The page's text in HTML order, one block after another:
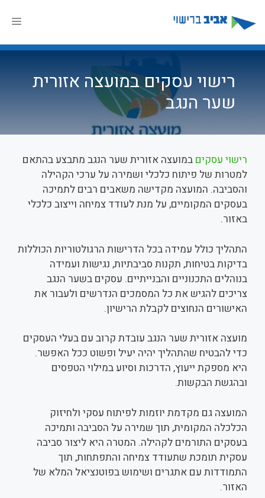
לתוכן
רישוי עסקים במועצה אזורית
שער הנגב
רישוי עסקים במועצה אזורית שער הנגב מתבצע בהתאם
למטרות של פיתוח כלכלי ושמירה על ערכי הקהילה
והסביבה. המועצה מקדישה משאבים רבים לתמיכה
בעסקים המקומיים, על מנת לעודד צמיחה וייצוב כלכלי
באזור.
התהליך כולל עמידה בכל הדרישות הרגולטוריות הכוללות
בדיקות בטיחות, תקנות סביבתיות, נגישות ועמידה
בנוהלים התכנוניים והבנייתיים. עסקים בשער הנגב
צריכים להגיש את כל המסמכים הנדרשים ולעבור את
האישורים הנחוצים לקבלת הרישיון.
מועצה אזורית שער הנגב עובדת קרוב עם בעלי העסקים
כדי להבטיח שהתהליך יהיה יעיל ופשוט ככל האפשר.
היא מספקת ייעוץ, הדרכות וסיוע במילוי הטפסים
ובהגשת הבקשות.
המועצה גם מקדמת יוזמות לפיתוח עסקי ולחיזוק
הכלכלה המקומית, תוך שמירה על הסביבה ותמיכה
בעסקים התורמים לקהילה. המטרה היא ליצור סביבה
עסקית תומכת שתעודד צמיחה והתפתחות, תוך
התמודדות עם אתגרים ושימוש בפוטנציאל המלא של
האזור.